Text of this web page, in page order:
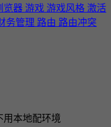
览器 游戏 游戏风格 激活
务管理 路由 路由冲突
用本地配环境